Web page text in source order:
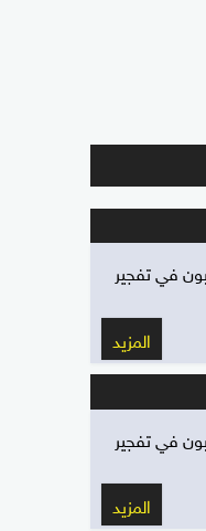
في تفجير
المزيد
في تفجير
المزيد